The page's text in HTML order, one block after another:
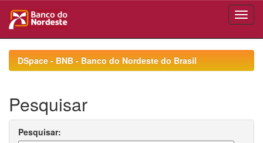
navigationDSpace - BNB - Banco do Nordeste do Brasil
Pesquisar
Pesquisar: